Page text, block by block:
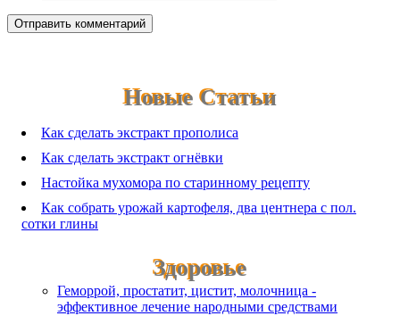
Новые Статьи
Как сделать экстракт прополиса
Как сделать экстракт огнёвки
Настойка мухомора по старинному рецепту
Как собрать урожай картофеля, два центнера с пол.
сотки глины
Здоровье
Геморрой, простатит, цистит, молочница -
эффективное лечение народными средствами